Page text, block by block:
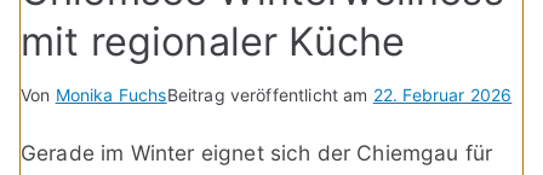
mit regionaler Küche
Von Monika FuchsBeitrag veröffentlicht am 22. Februar 2026
Gerade im Winter eignet sich der Chiemgau für